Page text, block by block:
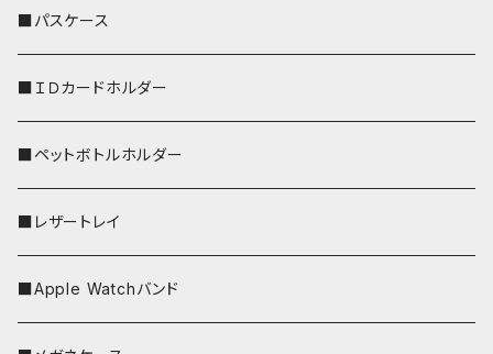
リールのみ
ストラップ付
■パスケース
■ＩＤカードホルダー
■ペットボトルホルダー
■レザートレイ
■Apple Watchバンド